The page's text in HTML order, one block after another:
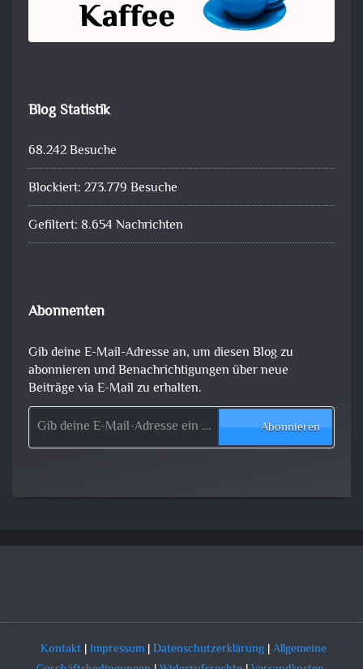
Blog Statistik
68.242 Besuche
Blockiert: 273.779 Besuche
Gefiltert: 8.654 Nachrichten
Abonnenten
Gib deine E-Mail-Adresse an, um diesen Blog zu
abonnieren und Benachrichtigungen über neue
Beiträge via E-Mail zu erhalten.
Gib deine E-Mail-Adresse ein ...
Abonnieren
Kontakt| Impressum|Datenschutzerklärung|Allgemeine